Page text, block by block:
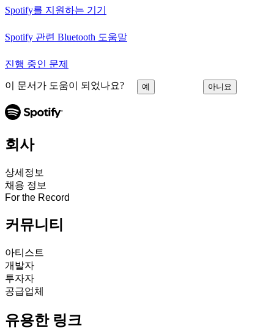
Spotify를 지원하는 기기
Spotify 관련 Bluetooth 도움말
진행 중인 문제
이 문서가 도움이 되었나요? 예 아니요
회사
상세정보
채용 정보
For the Record
커뮤니티
아티스트
개발자
투자자
공급업체
유용한 링크